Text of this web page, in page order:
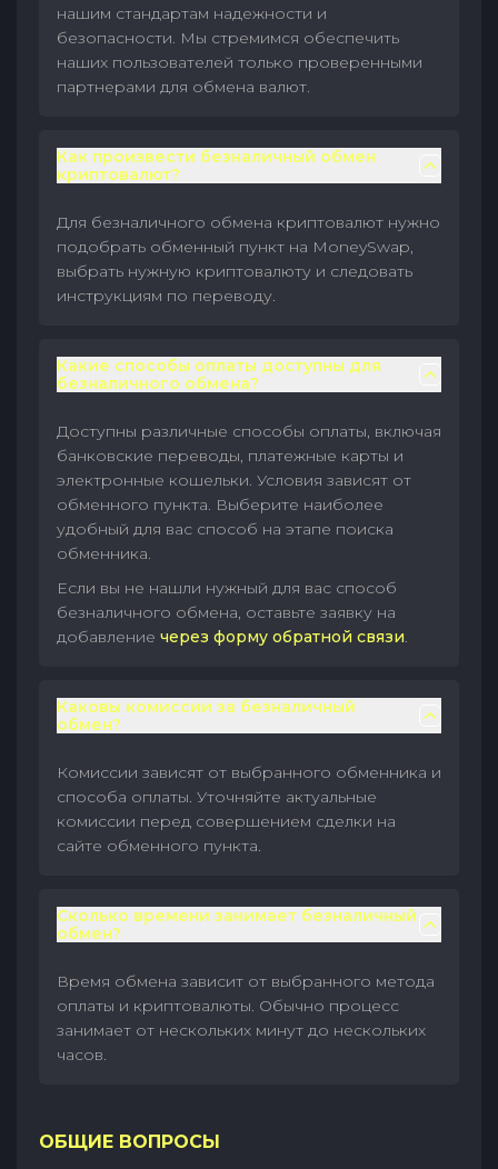
нашим стандартам надежности и
безопасности. Мы стремимся обеспечить
наших пользователей только проверенными
партнерами для обмена валют.
Как произвести безналичный обмен
криптовалют?
Для безналичного обмена криптовалют нужно
подобрать обменный пункт на MoneySwap,
выбрать нужную криптовалюту и следовать
инструкциям по переводу.
Какие способы оплаты доступны для
безналичного обмена?
Доступны различные способы оплаты, включая
банковские переводы, платежные карты и
электронные кошельки. Условия зависят от
обменного пункта. Выберите наиболее
удобный для вас способ на этапе поиска
обменника.
Если вы не нашли нужный для вас способ
безналичного обмена, оставьте заявку на
добавление через форму обратной связи.
Каковы комиссии за безналичный
обмен?
Комиссии зависят от выбранного обменника и
способа оплаты. Уточняйте актуальные
комиссии перед совершением сделки на
сайте обменного пункта.
Сколько времени занимает безналичный
обмен?
Время обмена зависит от выбранного метода
оплаты и криптовалюты. Обычно процесс
занимает от нескольких минут до нескольких
часов.
ОБЩИЕ ВОПРОСЫ